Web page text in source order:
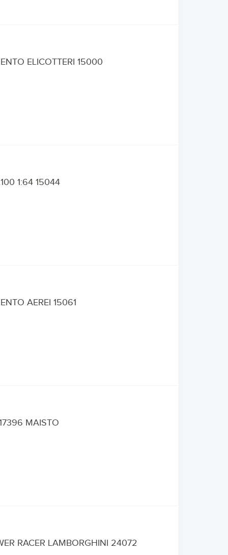
ELICOTTERI 15000
1:64 15044
AEREI 15061
MAISTO
RACER LAMBORGHINI 24072